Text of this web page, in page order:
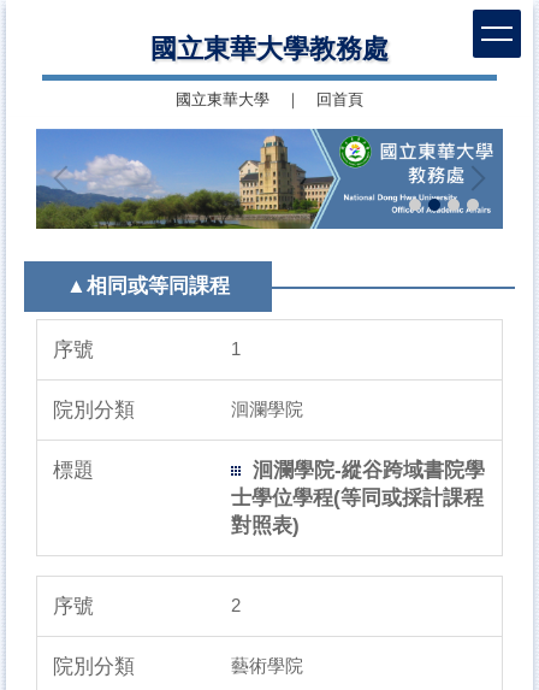
國立東華大學教務處
國立東華大學 回首頁
▲相同或等同課程
1
洄瀾學院
洄瀾學院-縱谷跨域書院學
士學位學程(等同或採計課程
對照表)
2
藝術學院